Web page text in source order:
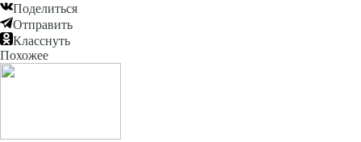
Поделиться
Отправить
Класснуть
Похожее